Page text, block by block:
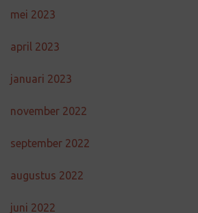
mei 2023
april 2023
januari 2023
november 2022
september 2022
augustus 2022
juni 2022